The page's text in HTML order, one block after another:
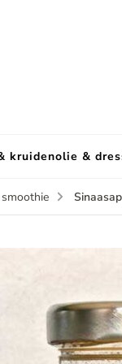
kruidenolie &